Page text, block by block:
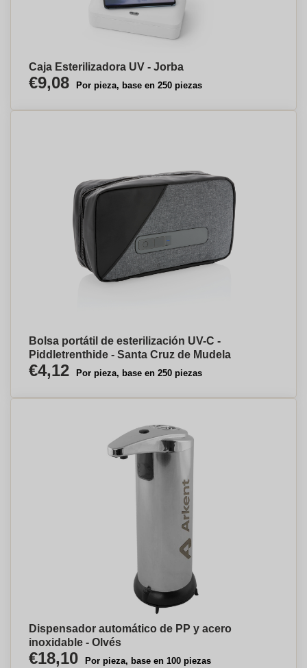
Caja Esterilizadora UV - Jorba
€9,08 Por pieza, base en 250 piezas
Bolsa portátil de esterilización UV-C -
Piddletrenthide - Santa Cruz de Mudela
€4,12 Por pieza, base en 250 piezas
Dispensador automático de PP y acero
inoxidable - Olvés
€18,10 Por pieza, base en 100 piezas